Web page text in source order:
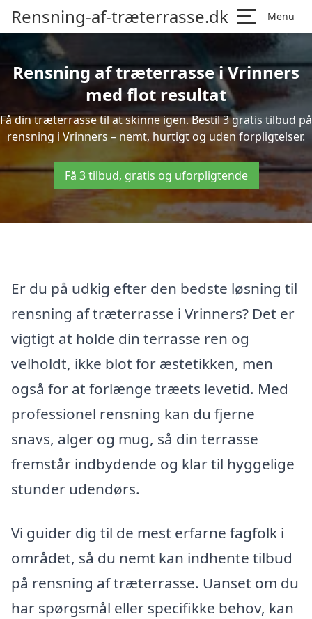
Rensning-af-træterrasse.dk Menu
Rensning af træterrasse i Vrinners
med flot resultat
Få din træterrasse til at skinne igen. Bestil 3 gratis tilbud på
rensning i Vrinners – nemt, hurtigt og uden forpligtelser.
Få 3 tilbud, gratis og uforpligtende
Er du på udkig efter den bedste løsning til
rensning af træterrasse i Vrinners? Det er
vigtigt at holde din terrasse ren og
velholdt, ikke blot for æstetikken, men
også for at forlænge træets levetid. Med
professionel rensning kan du fjerne
snavs, alger og mug, så din terrasse
fremstår indbydende og klar til hyggelige
stunder udendørs.
Vi guider dig til de mest erfarne fagfolk i
området, så du nemt kan indhente tilbud
på rensning af træterrasse. Uanset om du
har spørgsmål eller specifikke behov, kan